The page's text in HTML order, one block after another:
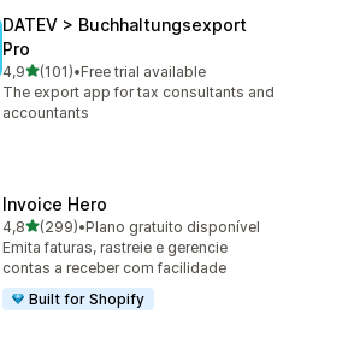
DATEV > Buchhaltungsexport
Pro
4,9de 5 estrelas
(101)
101 avaliações ao todo
•Free trial available
The export app for tax consultants and
accountants
Invoice Hero
4,8de 5 estrelas
(299)
299 avaliações ao todo
•Plano gratuito disponível
Emita faturas, rastreie e gerencie
contas a receber com facilidade
Built for Shopify